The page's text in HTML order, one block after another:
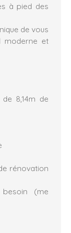
à pied des
de vous
moderne et
8,14m de
rénovation
(me